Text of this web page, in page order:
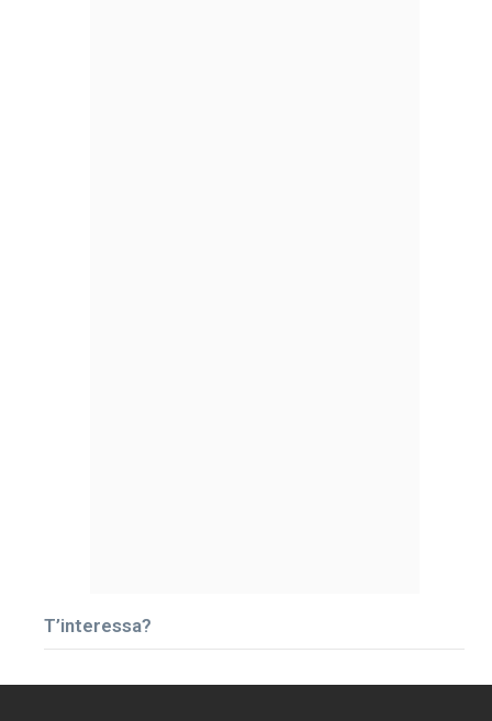
T’interessa?